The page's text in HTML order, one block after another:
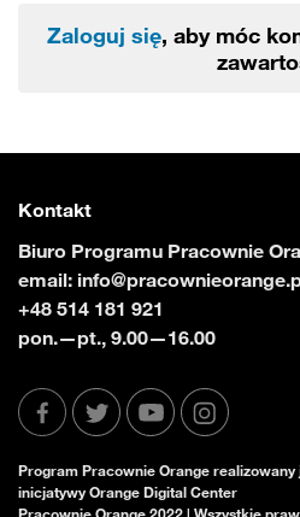
Zaloguj się, aby móc
Kontakt
Biuro Programu Pracownie
email:
+48 514 181 921
pon.—pt., 9.00—16.00
Program Pracownie Orange
inicjatywy Orange Digital Center